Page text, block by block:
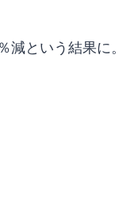
という結果に。